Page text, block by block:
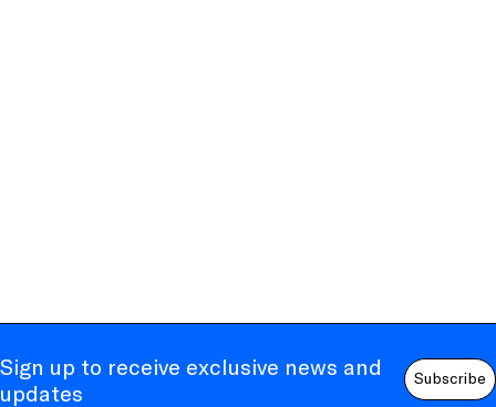
Sign up to receive exclusive news and
updates
Subscribe